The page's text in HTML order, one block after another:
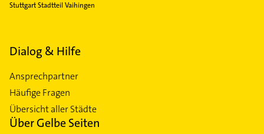
Stuttgart Stadtteil Vaihingen
Dialog & Hilfe
Ansprechpartner
Häufige Fragen
Übersicht aller Städte
Über Gelbe Seiten